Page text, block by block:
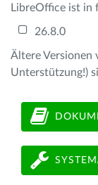
LibreOffice ist in
26.8.0
Ältere Versionen
Unterstützung!)